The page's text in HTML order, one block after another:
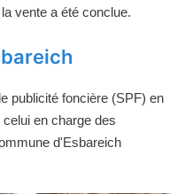
vente a été conclue.
publicité foncière (SPF) en
celui en charge des
d'Esbareich